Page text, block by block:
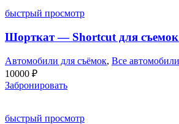
быстрый просмотр
Шорткат — Shortcut для
Автомобили для съёмок, Все автомобили
10000 ₽
Забронировать
быстрый просмотр